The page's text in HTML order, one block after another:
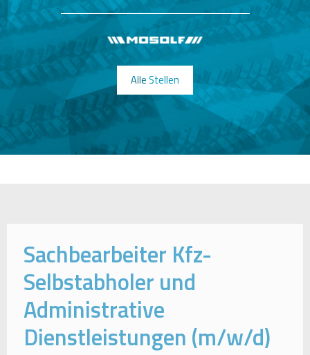
Alle Stellen
Sachbearbeiter Kfz-
Selbstabholer und
Administrative
Dienstleistungen (m/w/d)